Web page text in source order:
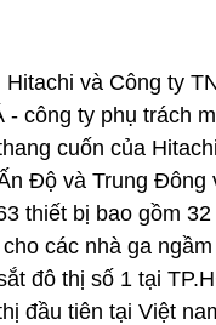
Hitachi và Công ty
- công ty phụ trách
cuốn của
Độ và Trung Đông
thiết bị bao gồm
các nhà ga
đô thị số 1 tại
đầu tiên tại Việt